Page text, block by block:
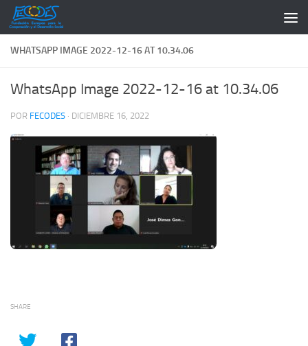
Saltar al contenido
WHATSAPP IMAGE 2022-12-16 AT 10.34.06
WhatsApp Image 2022-12-16 at 10.34.06
POR FECODES · DICIEMBRE 16, 2022
SHARE